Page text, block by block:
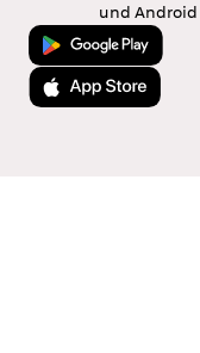
und Android
Jetzt bei Google Play
Laden im App Store